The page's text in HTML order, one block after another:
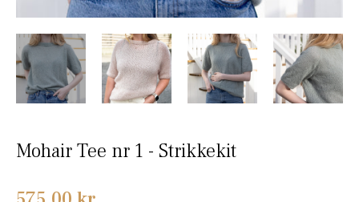
Mohair Tee nr 1 - Strikkekit
Normalpris